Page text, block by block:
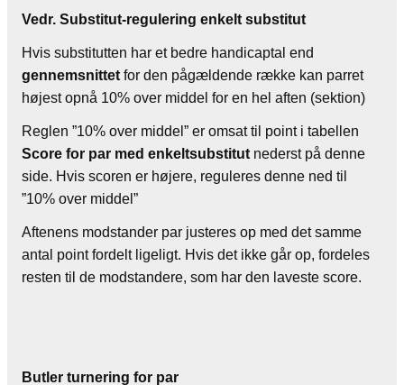
Vedr. Substitut-regulering enkelt substitut
Hvis substitutten har et bedre handicaptal end
gennemsnittet for den pågældende række kan parret
højest opnå 10% over middel for en hel aften (sektion)
Reglen ”10% over middel” er omsat til point i tabellen
Score for par med enkeltsubstitut nederst på denne
side. Hvis scoren er højere, reguleres denne ned til
”10% over middel”
Aftenens modstander par justeres op med det samme
antal point fordelt ligeligt. Hvis det ikke går op, fordeles
resten til de modstandere, som har den laveste score.
Butler turnering for par